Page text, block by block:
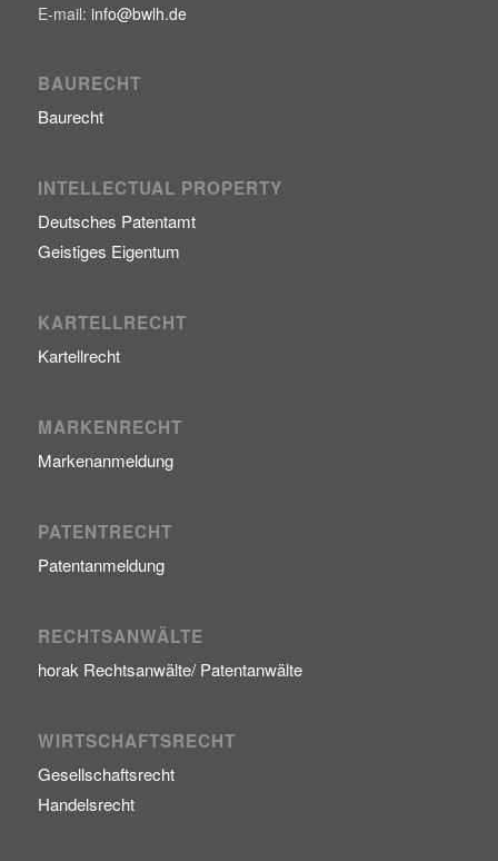
E-mail: info@bwlh.de
BAURECHT
Baurecht
INTELLECTUAL PROPERTY
Deutsches Patentamt
Geistiges Eigentum
KARTELLRECHT
Kartellrecht
MARKENRECHT
Markenanmeldung
PATENTRECHT
Patentanmeldung
RECHTSANWÄLTE
horak Rechtsanwälte/ Patentanwälte
WIRTSCHAFTSRECHT
Gesellschaftsrecht
Handelsrecht